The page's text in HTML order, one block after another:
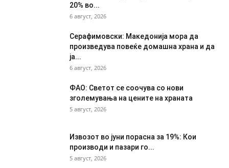
20% во...
6 август, 2026
Серафимовски: Македонија мора да
произведува повеќе домашна храна и да
ја...
6 август, 2026
ФАО: Светот се соочува со нови
зголемувања на цените на храната
5 август, 2026
Извозот во јуни порасна за 19%: Кои
производи и пазари го...
5 август, 2026